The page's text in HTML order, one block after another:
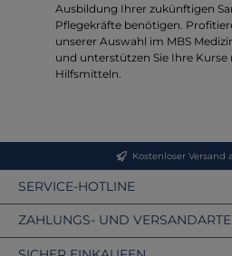
Ausbildung Ihrer zukünftigen
Pflegekräfte benötigen.
unserer Auswahl im MBS
und unterstützen Sie Ihre
Hilfsmitteln.
Kostenloser Versand
SERVICE-HOTLINE
ZAHLUNGS- UND